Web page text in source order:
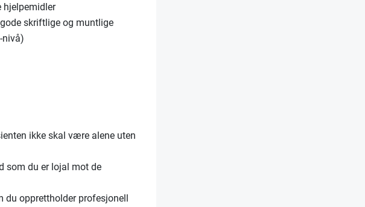
hjelpemidler
skriftlige og muntlige
nivå)
ikke skal være alene uten
som du er lojal mot de
du opprettholder profesjonell